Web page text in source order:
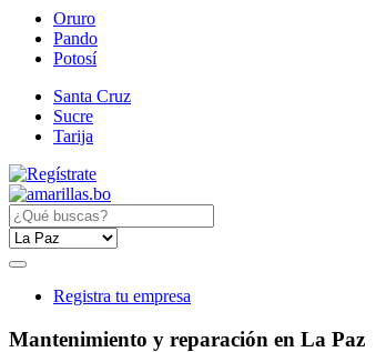
Oruro
Pando
Potosí
Santa Cruz
Sucre
Tarija
Registra tu empresa
Mantenimiento y reparación en La Paz